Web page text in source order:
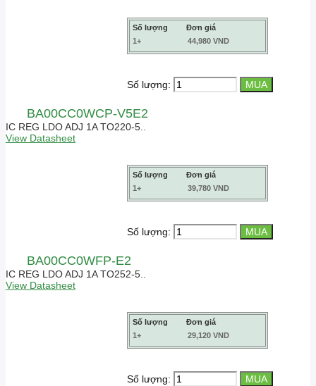
Số lượng
Đơn giá
1+
44,980 VND
Số lượng:
BA00CC0WCP-V5E2
IC REG LDO ADJ 1A TO220-5..
View Datasheet
Số lượng
Đơn giá
1+
39,780 VND
Số lượng:
BA00CC0WFP-E2
IC REG LDO ADJ 1A TO252-5..
View Datasheet
Số lượng
Đơn giá
1+
29,120 VND
Số lượng: